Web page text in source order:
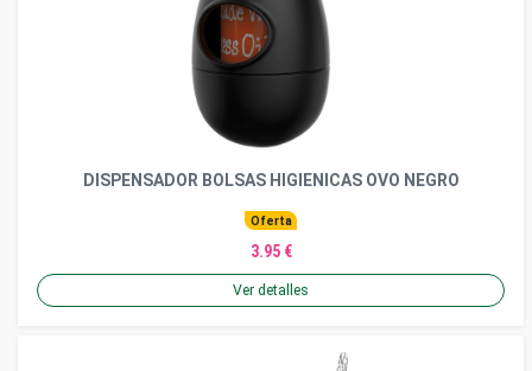
DISPENSADOR BOLSAS HIGIENICAS OVO NEGRO
Oferta
3.95 €
Ver detalles